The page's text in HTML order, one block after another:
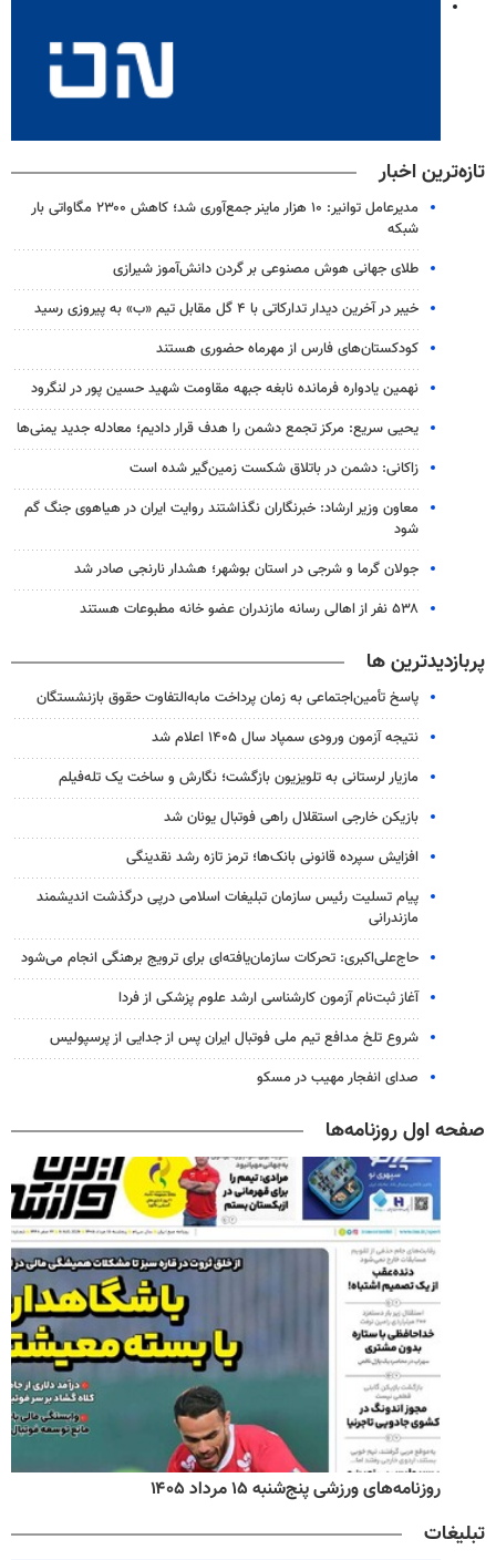
تازه‌ترین اخبار
مدیرعامل توانیر: ۱۰ هزار ماینر جمع‌آوری شد؛ کاهش ۲۳۰۰ مگاواتی بار
شبکه
طلای جهانی هوش مصنوعی بر گردن دانش‌آموز شیرازی
خیبر در آخرین دیدار تدارکاتی با ۴ گل مقابل تیم «ب» به پیروزی رسید
کودکستان‌های فارس از مهرماه حضوری هستند
نهمین یادواره فرمانده نابغه جبهه مقاومت شهید حسین پور در لنگرود
یحیی سریع: مرکز تجمع دشمن را هدف قرار دادیم؛ معادله جدید یمنی‌ها
زاکانی: دشمن در باتلاق شکست زمین‌گیر شده است
معاون وزیر ارشاد: خبرنگاران نگذاشتند روایت ایران در هیاهوی جنگ گم
شود
جولان گرما و شرجی در استان بوشهر؛ هشدار نارنجی صادر شد
۵۳۸ نفر از اهالی رسانه مازندران عضو خانه مطبوعات هستند
پربازدیدترین ها
پاسخ تأمین‌اجتماعی به زمان پرداخت مابه‌التفاوت حقوق بازنشستگان
نتیجه آزمون ورودی سمپاد سال ۱۴۰۵ اعلام شد
مازیار لرستانی به تلویزیون بازگشت؛ نگارش و ساخت یک تله‌فیلم
بازیکن خارجی استقلال راهی فوتبال یونان شد
افزایش سپرده قانونی بانک‌ها؛ ترمز تازه رشد نقدینگی
پیام تسلیت رئیس سازمان تبلیغات اسلامی درپی درگذشت اندیشمند
مازندرانی
حاج‌علی‌اکبری: تحرکات سازمان‌یافته‌ای برای ترویج برهنگی انجام می‌شود
آغاز ثبت‌نام‌ آزمون کارشناسی ارشد علوم پزشکی از فردا
شروع تلخ مدافع تیم ملی فوتبال ایران پس از جدایی از پرسپولیس
صدای انفجار مهیب در مسکو
صفحه اول روزنامه‌ها
روزنامه‌های ورزشی پنج‌شنبه ۱۵ مرداد ۱۴۰۵
تبلیغات